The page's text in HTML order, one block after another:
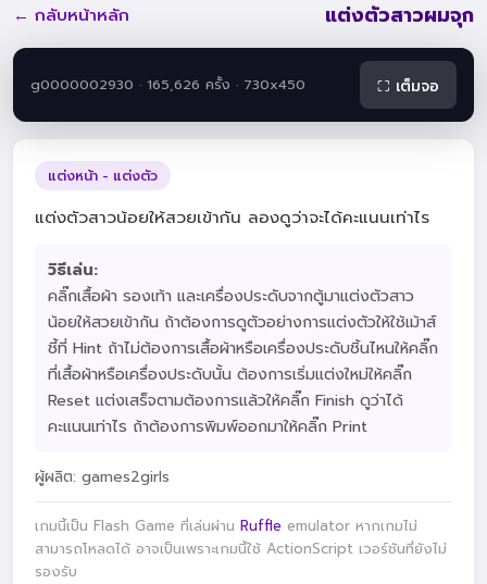
← กลับหน้าหลัก แต่งตัวสาวผมจุก
g0000002930 · 165,626 ครั้ง · 730x450 ⛶ เต็มจอ
แต่งหน้า - แต่งตัว
แต่งตัวสาวน้อยให้สวยเข้ากัน ลองดูว่าจะได้คะแนนเท่าไร
วิธีเล่น:
คลิ๊กเสื้อผ้า รองเท้า และเครื่องประดับจากตู้มาแต่งตัวสาว
น้อยให้สวยเข้ากัน ถ้าต้องการดูตัวอย่างการแต่งตัวให้ใช้เม้าส์
ชี้ที่ Hint ถ้าไม่ต้องการเสื้อผ้าหรือเครื่องประดับชิ้นไหนให้คลิ๊ก
ที่เสื้อผ้าหรือเครื่องประดับนั้น ต้องการเริ่มแต่งใหม่ให้คลิ๊ก
Reset แต่งเสร็จตามต้องการแล้วให้คลิ๊ก Finish ดูว่าได้
คะแนนเท่าไร ถ้าต้องการพิมพ์ออกมาให้คลิ๊ก Print
ผู้ผลิต: games2girls
เกมนี้เป็น Flash Game ที่เล่นผ่าน Ruffle emulator หากเกมไม่
สามารถโหลดได้ อาจเป็นเพราะเกมนี้ใช้ ActionScript เวอร์ชันที่ยังไม่
รองรับ